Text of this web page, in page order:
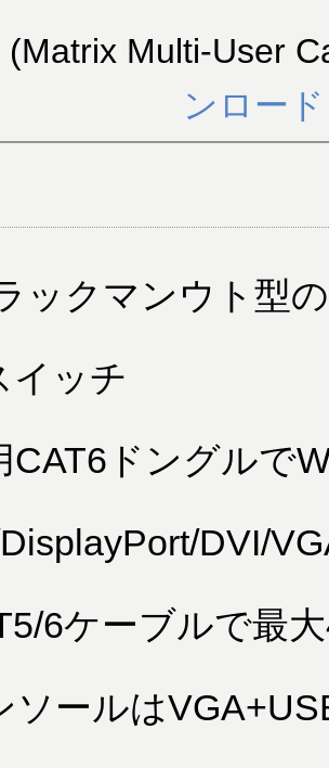
(Matrix Multi-User
ンロード
ックマンウト型
イッチ
CAT6ドングルで
DVI/
6ケーブルで最
ソールは